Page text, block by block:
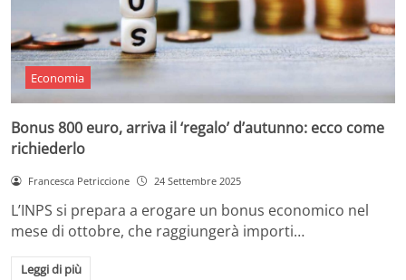
Economia
Bonus 800 euro, arriva il ‘regalo’ d’autunno: ecco come
richiederlo
Francesca Petriccione 24 Settembre 2025
L’INPS si prepara a erogare un bonus economico nel
mese di ottobre, che raggiungerà importi…
Leggi di più